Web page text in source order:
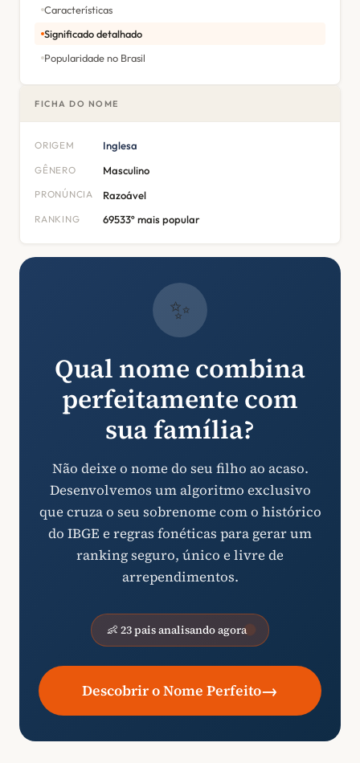
Características
Significado detalhado
Popularidade no Brasil
FICHA DO NOME
ORIGEM Inglesa
GÊNERO Masculino
PRONÚNCIA Razoável
RANKING 69533º mais popular
✨
Qual nome combina
perfeitamente com
sua família?
Não deixe o nome do seu filho ao acaso.
Desenvolvemos um algoritmo exclusivo
que cruza o seu sobrenome com o histórico
do IBGE e regras fonéticas para gerar um
ranking seguro, único e livre de
arrependimentos.
👶 23 pais analisando agora
Descobrir o Nome Perfeito→